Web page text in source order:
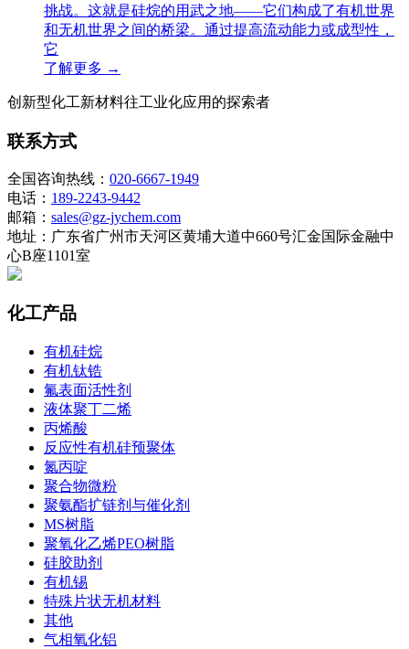
挑战。这就是硅烷的用武之地——它们构成了有机世界
和无机世界之间的桥梁。通过提高流动能力或成型性，
它
了解更多 →
创新型化工新材料往工业化应用的探索者
联系方式
全国咨询热线： 020-6667-1949
电话： 189-2243-9442
邮箱： sales@gz-jychem.com
地址：广东省广州市天河区黄埔大道中660号汇金国际金融中
心B座1101室
化工产品
有机硅烷
有机钛锆
氟表面活性剂
液体聚丁二烯
丙烯酸
反应性有机硅预聚体
氮丙啶
聚合物微粉
聚氨酯扩链剂与催化剂
MS树脂
聚氧化乙烯PEO树脂
硅胶助剂
有机锡
特殊片状无机材料
其他
气相氧化铝